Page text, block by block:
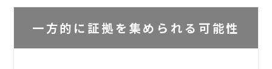
一方的に証拠を集められる可能性